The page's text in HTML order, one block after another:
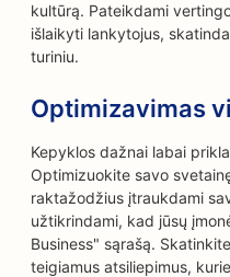
kultūrą. Pateikdami
išlaikyti lankytojus,
turiniu.
Optimizavimas
Kepyklos dažnai labai
Optimizuokite savo
raktažodžius įtraukdami
užtikrindami, kad jūsų
Business" sąrašą.
teigiamus atsiliepimus,